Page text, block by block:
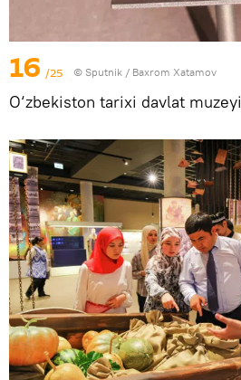
16 /25 © Sputnik / Baxrom Xatamov
O‘zbekiston tarixi davlat muzeyi